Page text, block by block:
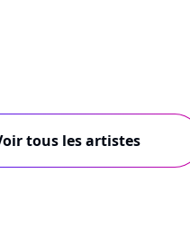
tous les artistes